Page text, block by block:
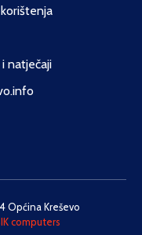
natječaji
Općina Kreševo
computers